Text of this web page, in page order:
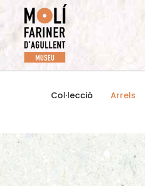
Col·lecció Arrels